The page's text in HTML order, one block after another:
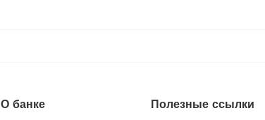
О банке Полезные ссылки